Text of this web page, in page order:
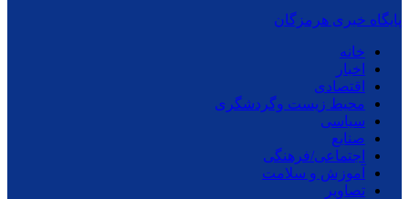
پایگاه خبری هرمزگان
خانه
اخبار
اقتصادی
محیط زیست وگردشگری
سیاسی
صنایع
اجتماعی/فرهنگی
آموزش و سلامت
تصاویر